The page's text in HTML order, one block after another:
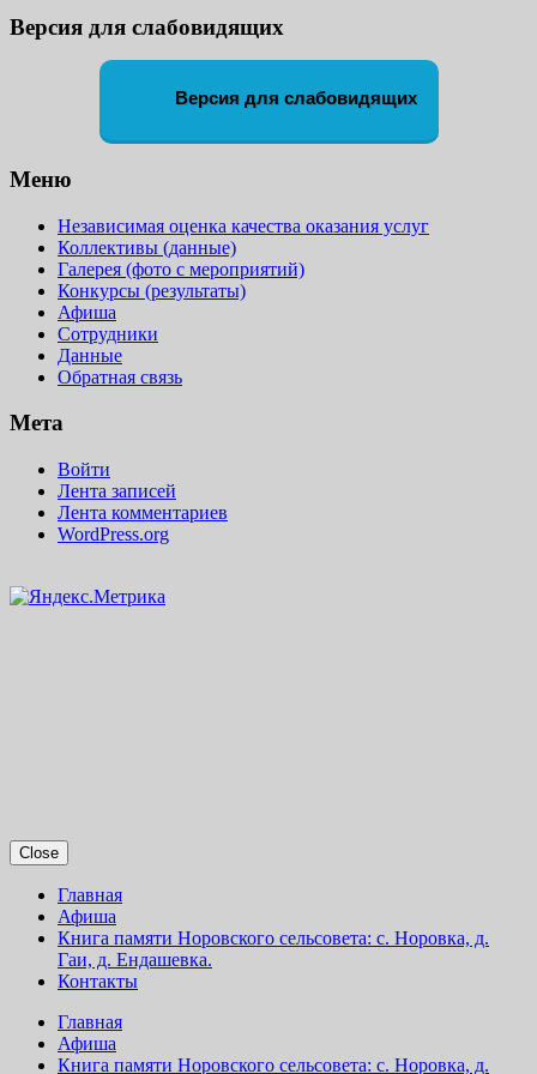
Версия для слабовидящих
Версия для слабовидящих
Меню
Независимая оценка качества оказания услуг
Коллективы (данные)
Галерея (фото с мероприятий)
Конкурсы (результаты)
Афиша
Сотрудники
Данные
Обратная связь
Мета
Войти
Лента записей
Лента комментариев
WordPress.org
Close
Главная
Афиша
Книга памяти Норовского сельсовета: с. Норовка, д.
Гаи, д. Ендашевка.
Контакты
Главная
Афиша
Книга памяти Норовского сельсовета: с. Норовка, д.